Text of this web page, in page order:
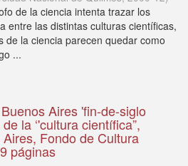
de la ciencia intenta trazar los
entre las distintas culturas científicas,
de la ciencia parecen quedar como
...
Aires 'fin-de-siglo
la ‘'cultura científica”,
Fondo de Cultura
páginas